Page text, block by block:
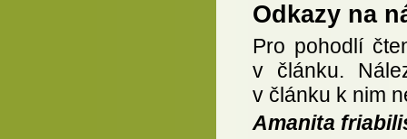
Odkazy na
Pro pohodlí
v článku.
v článku k nim
Amanita